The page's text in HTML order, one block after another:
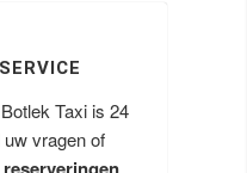
Taxi is 24
vragen of